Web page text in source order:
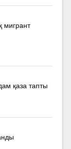
мигрант
қаза тапты